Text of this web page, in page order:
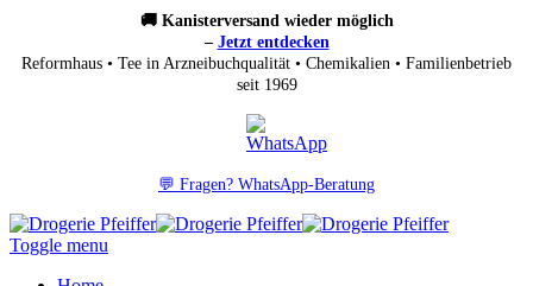
🚚 Kanisterversand wieder möglich
– Jetzt entdecken
Reformhaus • Tee in Arzneibuchqualität • Chemikalien • Familienbetrieb
seit 1969
💬 Fragen? WhatsApp-Beratung
Toggle menu